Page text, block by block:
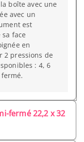
boîte avec une
avec un
est
face
en
2 pressions de
: 4, 6
fermé 22,2 x 32